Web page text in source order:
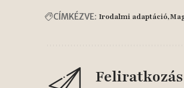
CÍMKÉZVE: Irodalmi adaptáció